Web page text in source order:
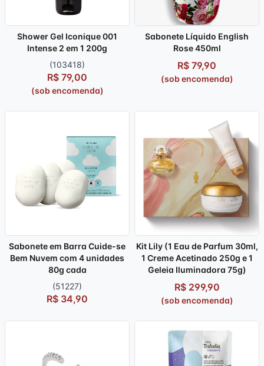
Shower Gel Iconique 001
Intense 2 em 1 200g
(103418)
R$ 79,00
(sob encomenda)
Sabonete Líquido English
Rose 450ml
R$ 79,90
(sob encomenda)
Sabonete em Barra Cuide-se
Bem Nuvem com 4 unidades
80g cada
(51227)
R$ 34,90
Kit Lily (1 Eau de Parfum 30ml,
1 Creme Acetinado 250g e 1
Geleia Iluminadora 75g)
R$ 299,90
(sob encomenda)